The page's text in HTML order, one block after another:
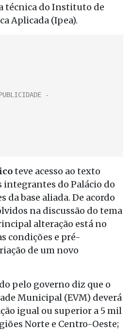
técnica do Instituto de
Aplicada (Ipea).
teve acesso ao texto
integrantes do Palácio do
da base aliada. De acordo
na discussão do tema
alteração está no
condições e pré-
de um novo
pelo governo diz que o
Municipal (EVM) deverá
igual ou superior a 5 mil
Norte e Centro-Oeste;